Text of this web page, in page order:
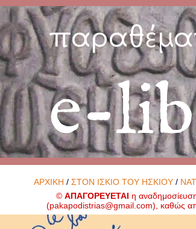
e-
ΑΡΧΙΚΗ /ΣΤΟΝ ΙΣΚΙΟ ΤΟΥ ΗΣΚΙΟΥ /
©ΑΠΑΓΟΡΕΥΕΤΑΙ η
(pakapodistrias@gmail.com), καθώς